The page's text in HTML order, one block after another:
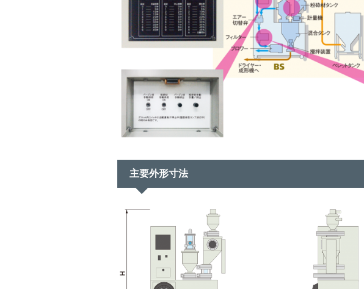
主要外形寸法